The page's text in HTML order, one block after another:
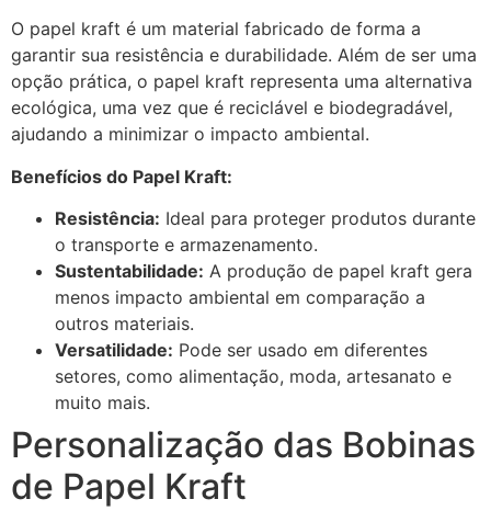
O papel kraft é um material fabricado de forma a
garantir sua resistência e durabilidade. Além de ser uma
opção prática, o papel kraft representa uma alternativa
ecológica, uma vez que é reciclável e biodegradável,
ajudando a minimizar o impacto ambiental.
Benefícios do Papel Kraft:
Resistência: Ideal para proteger produtos durante
o transporte e armazenamento.
Sustentabilidade: A produção de papel kraft gera
menos impacto ambiental em comparação a
outros materiais.
Versatilidade: Pode ser usado em diferentes
setores, como alimentação, moda, artesanato e
muito mais.
Personalização das Bobinas
de Papel Kraft